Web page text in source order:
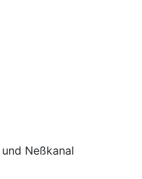
Neßkanal